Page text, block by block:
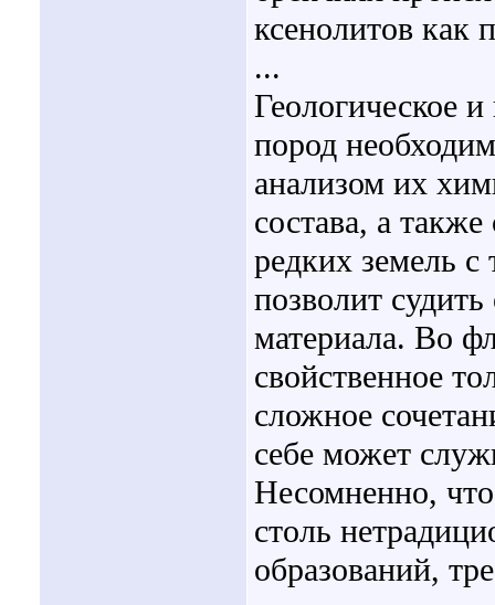
ксенолитов как
...
Геологическое
пород
анализом их
состава, а
редких земель
позволит
материала. Во
свойственное
сложное
себе может
Несомненно,
столь
образований,